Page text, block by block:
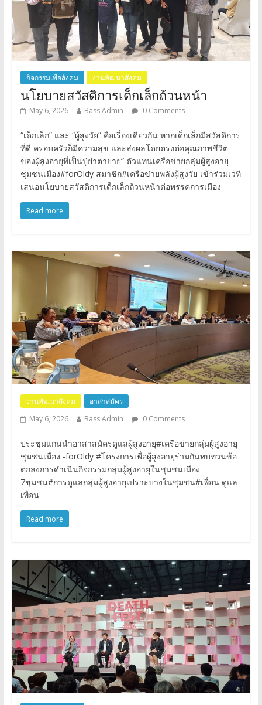
กิจกรรมเพื่อสังคม งานพัฒนาสังคม
นโยบายสวัสดิการเด็กเล็กถ้วนหน้า
May 6, 2026 Bass Admin 0 Comments
“เด็กเล็ก” และ “ผู้สูงวัย” คือเรื่องเดียวกัน หากเด็กเล็กมีสวัสดิการ
ที่ดี ครอบครัวก็มีความสุข และส่งผลโดยตรงต่อคุณภาพชีวิต
ของผู้สูงอายุที่เป็นปู่ย่าตายาย” ตัวแทนเครือข่ายกลุ่มผู้สูงอายุ
ชุมชนเมือง#forOldy สมาชิก#เครือข่ายพลังผู้สูงวัย เข้าร่วมเวที
เสนอนโยบายสวัสดิการเด็กเล็กถ้วนหน้าต่อพรรคการเมือง
Read more
งานพัฒนาสังคม
อาสาสมัคร
May 6, 2026
Bass Admin 0 Comments
ประชุมแกนนำอาสาสมัครดูแลผู้สูงอายุ#เครือข่ายกลุ่มผู้สูงอายุ
ชุมชนเมือง -forOldy #โครงการเพื่อผู้สูงอายุร่วมกันทบทวนข้อ
ตกลงการดำเนินกิจกรรมกลุ่มผู้สูงอายุในชุมชนเมือง
7ชุมชน#การดูแลกลุ่มผู้สูงอายุเปราะบางในชุมชน#เพื่อน ดูแล
เพื่อน
Read more